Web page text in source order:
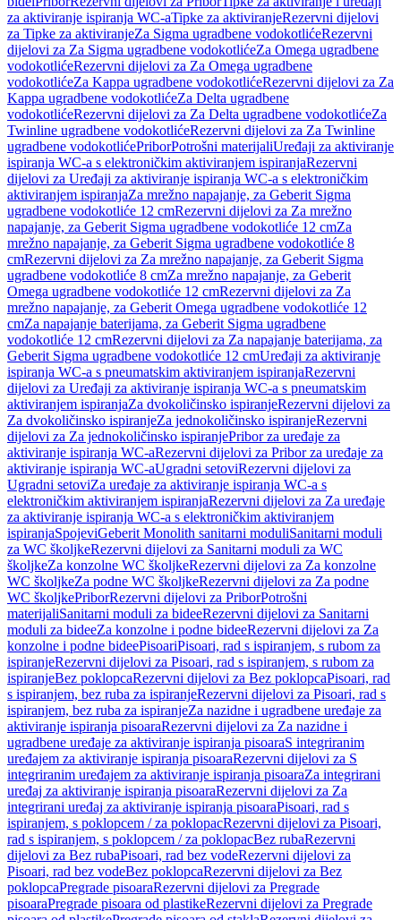
za aktiviranje ispiranja WC-aTipke za aktiviranjeRezervni dijelovi
za Tipke za aktiviranjeZa Sigma ugradbene vodokotlićeRezervni
dijelovi za Za Sigma ugradbene vodokotlićeZa Omega ugradbene
vodokotlićeRezervni dijelovi za Za Omega ugradbene
vodokotlićeZa Kappa ugradbene vodokotlićeRezervni dijelovi za Za
Kappa ugradbene vodokotlićeZa Delta ugradbene
vodokotlićeRezervni dijelovi za Za Delta ugradbene vodokotlićeZa
Twinline ugradbene vodokotlićeRezervni dijelovi za Za Twinline
ugradbene vodokotlićePriborPotrošni materijaliUređaji za aktiviranje
ispiranja WC-a s elektroničkim aktiviranjem ispiranjaRezervni
dijelovi za Uređaji za aktiviranje ispiranja WC-a s elektroničkim
aktiviranjem ispiranjaZa mrežno napajanje, za Geberit Sigma
ugradbene vodokotliće 12 cmRezervni dijelovi za Za mrežno
napajanje, za Geberit Sigma ugradbene vodokotliće 12 cmZa
mrežno napajanje, za Geberit Sigma ugradbene vodokotliće 8
cmRezervni dijelovi za Za mrežno napajanje, za Geberit Sigma
ugradbene vodokotliće 8 cmZa mrežno napajanje, za Geberit
Omega ugradbene vodokotliće 12 cmRezervni dijelovi za Za
mrežno napajanje, za Geberit Omega ugradbene vodokotliće 12
cmZa napajanje baterijama, za Geberit Sigma ugradbene
vodokotliće 12 cmRezervni dijelovi za Za napajanje baterijama, za
Geberit Sigma ugradbene vodokotliće 12 cmUređaji za aktiviranje
ispiranja WC-a s pneumatskim aktiviranjem ispiranjaRezervni
dijelovi za Uređaji za aktiviranje ispiranja WC-a s pneumatskim
aktiviranjem ispiranjaZa dvokoličinsko ispiranjeRezervni dijelovi za
Za dvokoličinsko ispiranjeZa jednokoličinsko ispiranjeRezervni
dijelovi za Za jednokoličinsko ispiranjePribor za uređaje za
aktiviranje ispiranja WC-aRezervni dijelovi za Pribor za uređaje za
aktiviranje ispiranja WC-aUgradni setoviRezervni dijelovi za
Ugradni setoviZa uređaje za aktiviranje ispiranja WC-a s
elektroničkim aktiviranjem ispiranjaRezervni dijelovi za Za uređaje
za aktiviranje ispiranja WC-a s elektroničkim aktiviranjem
ispiranjaSpojeviGeberit Monolith sanitarni moduliSanitarni moduli
za WC školjkeRezervni dijelovi za Sanitarni moduli za WC
školjkeZa konzolne WC školjkeRezervni dijelovi za Za konzolne
WC školjkeZa podne WC školjkeRezervni dijelovi za Za podne
WC školjkePriborRezervni dijelovi za PriborPotrošni
materijaliSanitarni moduli za bideeRezervni dijelovi za Sanitarni
moduli za bideeZa konzolne i podne bideeRezervni dijelovi za Za
konzolne i podne bideePisoariPisoari, rad s ispiranjem, s rubom za
ispiranjeRezervni dijelovi za Pisoari, rad s ispiranjem, s rubom za
ispiranjeBez poklopcaRezervni dijelovi za Bez poklopcaPisoari, rad
s ispiranjem, bez ruba za ispiranjeRezervni dijelovi za Pisoari, rad s
ispiranjem, bez ruba za ispiranjeZa nazidne i ugradbene uređaje za
aktiviranje ispiranja pisoaraRezervni dijelovi za Za nazidne i
ugradbene uređaje za aktiviranje ispiranja pisoaraS integriranim
uređajem za aktiviranje ispiranja pisoaraRezervni dijelovi za S
integriranim uređajem za aktiviranje ispiranja pisoaraZa integrirani
uređaj za aktiviranje ispiranja pisoaraRezervni dijelovi za Za
integrirani uređaj za aktiviranje ispiranja pisoaraPisoari, rad s
ispiranjem, s poklopcem / za poklopacRezervni dijelovi za Pisoari,
rad s ispiranjem, s poklopcem / za poklopacBez rubaRezervni
dijelovi za Bez rubaPisoari, rad bez vodeRezervni dijelovi za
Pisoari, rad bez vodeBez poklopcaRezervni dijelovi za Bez
poklopcaPregrade pisoaraRezervni dijelovi za Pregrade
pisoaraPregrade pisoara od plastikeRezervni dijelovi za Pregrade